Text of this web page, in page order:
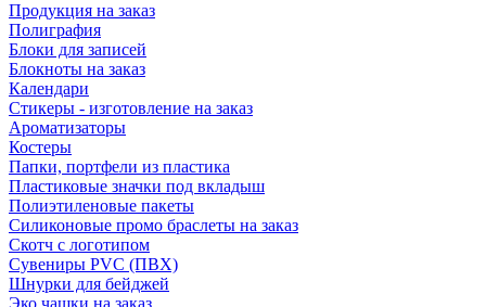
Продукция на заказ
Полиграфия
Блоки для записей
Блокноты на заказ
Календари
Стикеры - изготовление на заказ
Ароматизаторы
Костеры
Папки, портфели из пластика
Пластиковые значки под вкладыш
Полиэтиленовые пакеты
Силиконовые промо браслеты на заказ
Скотч с логотипом
Сувениры PVC (ПВХ)
Шнурки для бейджей
Эко чашки на заказ